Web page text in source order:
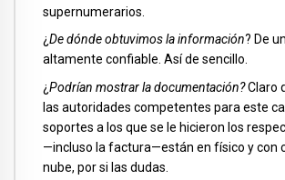
supernumerarios.
¿De dónde obtuvimos la información? De
altamente confiable. Así de sencillo.
¿Podrían mostrar la documentación?Claro
las autoridades competentes para este
soportes a los que se le hicieron los
—incluso la factura—están en físico y con
nube, por si las dudas.